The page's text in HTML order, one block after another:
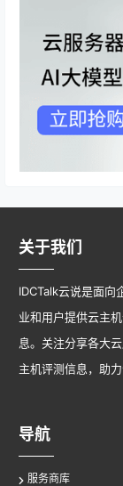
关于我们
IDCTalk云说是面向
业和用户提供云主
息。关注分享各大
主机评测信息，助力
导航
服务商库